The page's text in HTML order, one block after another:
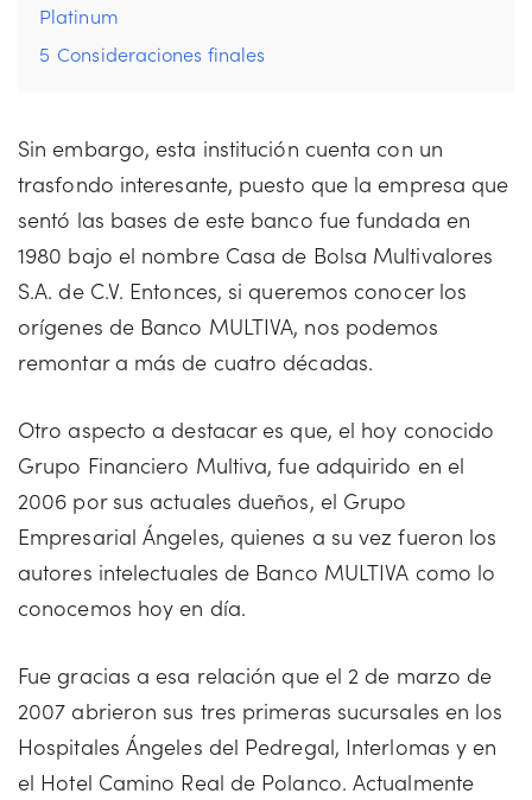
Platinum
5 Consideraciones finales
Sin embargo, esta institución cuenta con un
trasfondo interesante, puesto que la empresa que
sentó las bases de este banco fue fundada en
1980 bajo el nombre Casa de Bolsa Multivalores
S.A. de C.V. Entonces, si queremos conocer los
orígenes de Banco MULTIVA, nos podemos
remontar a más de cuatro décadas.
Otro aspecto a destacar es que, el hoy conocido
Grupo Financiero Multiva, fue adquirido en el
2006 por sus actuales dueños, el Grupo
Empresarial Ángeles, quienes a su vez fueron los
autores intelectuales de Banco MULTIVA como lo
conocemos hoy en día.
Fue gracias a esa relación que el 2 de marzo de
2007 abrieron sus tres primeras sucursales en los
Hospitales Ángeles del Pedregal, Interlomas y en
el Hotel Camino Real de Polanco. Actualmente